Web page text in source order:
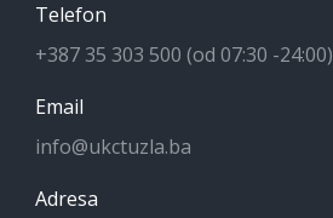
Telefon
+387 35 303 500 (od 07:30 -24:00)
Email
info@ukctuzla.ba
Adresa